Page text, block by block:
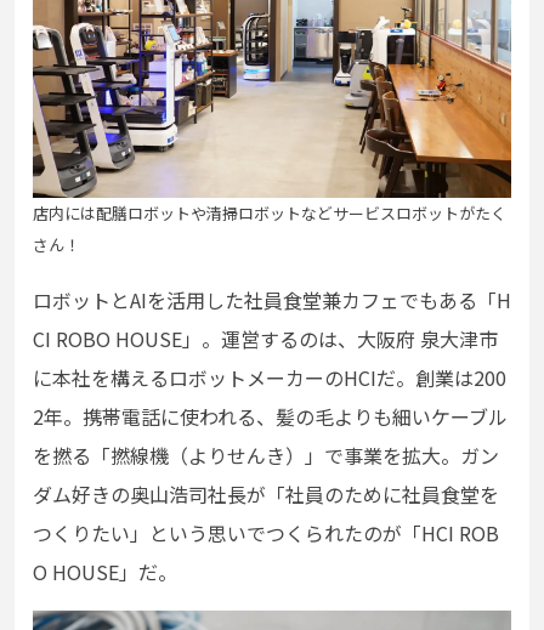
店内には配膳ロボットや清掃ロボットなどサービスロボットがたく
さん！
ロボットとAIを活用した社員食堂兼カフェでもある「H
CI ROBO HOUSE」。運営するのは、大阪府 泉大津市
に本社を構えるロボットメーカーのHCIだ。創業は200
2年。携帯電話に使われる、髪の毛よりも細いケーブル
を撚る「撚線機（よりせんき）」で事業を拡大。ガン
ダム好きの奥山浩司社長が「社員のために社員食堂を
つくりたい」という思いでつくられたのが「HCI ROB
O HOUSE」だ。